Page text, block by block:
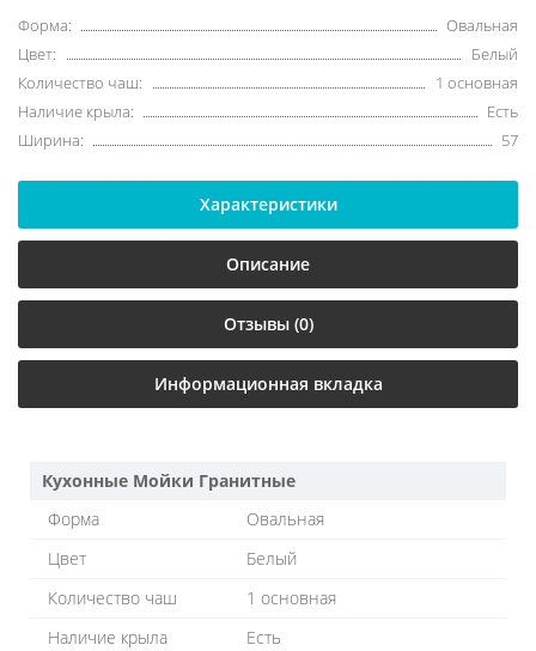
Форма:
Овальная
Цвет:
Белый
Количество чаш:
1 основная
Наличие крыла:
Есть
Ширина:
57
Характеристики
Описание
Отзывы (0)
Информационная вкладка
Кухонные Мойки Гранитные
Форма
Овальная
Цвет
Белый
Количество чаш
1 основная
Наличие крыла
Есть